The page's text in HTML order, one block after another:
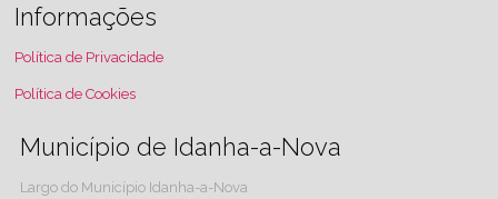
Informações
Política de Privacidade
Política de Cookies
Município de Idanha-a-Nova
Largo do Município Idanha-a-Nova